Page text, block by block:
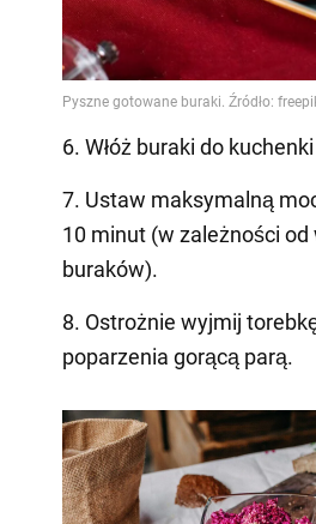
6. Włóż buraki do
7. Ustaw maksymalną
10 minut (w zależności od
buraków).
8. Ostrożnie wyjmij
poparzenia gorącą parą.